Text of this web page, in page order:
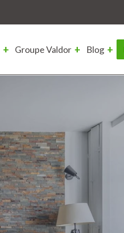
Groupe Valdor Blog